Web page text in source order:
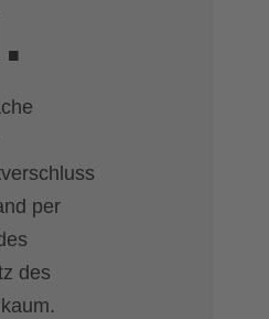
per
des